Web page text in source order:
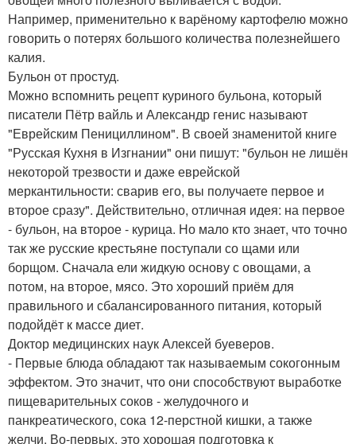
Например, применительно к варёному картофелю можно
говорить о потерях большого количества полезнейшего
калия.
Бульон от простуд.
Можно вспомнить рецепт куриного бульона, который
писатели Пётр вайль и Александр генис называют
"Еврейским Пенициллином". В своей знаменитой книге
"Русская Кухня в Изгнании" они пишут: "бульон не лишён
некоторой трезвости и даже еврейской
меркантильности: сварив его, вы получаете первое и
второе сразу". Действительно, отличная идея: на первое
- бульон, на второе - курица. Но мало кто знает, что точно
так же русские крестьяне поступали со щами или
борщом. Сначала ели жидкую основу с овощами, а
потом, на второе, мясо. Это хороший приём для
правильного и сбалансированного питания, который
подойдёт к массе диет.
Доктор медицинских наук Алексей буеверов.
- Первые блюда обладают так называемым сокогонным
эффектом. Это значит, что они способствуют выработке
пищеварительных соков - желудочного и
панкреатического, сока 12-перстной кишки, а также
желчи. Во-первых, это хорошая подготовка к